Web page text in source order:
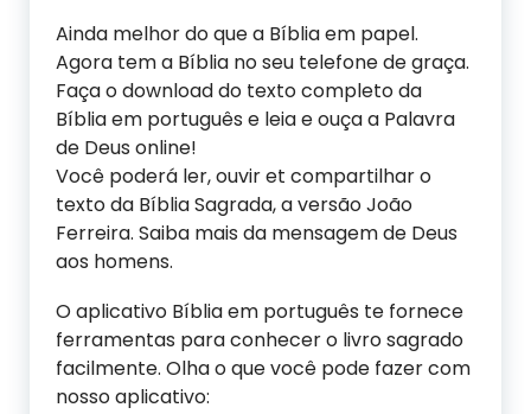
Ainda melhor do que a Bíblia em papel.
Agora tem a Bíblia no seu telefone de graça.
Faça o download do texto completo da
Bíblia em português e leia e ouça a Palavra
de Deus online!
Você poderá ler, ouvir et compartilhar o
texto da Bíblia Sagrada, a versão João
Ferreira. Saiba mais da mensagem de Deus
aos homens.
O aplicativo Bíblia em português te fornece
ferramentas para conhecer o livro sagrado
facilmente. Olha o que você pode fazer com
nosso aplicativo: